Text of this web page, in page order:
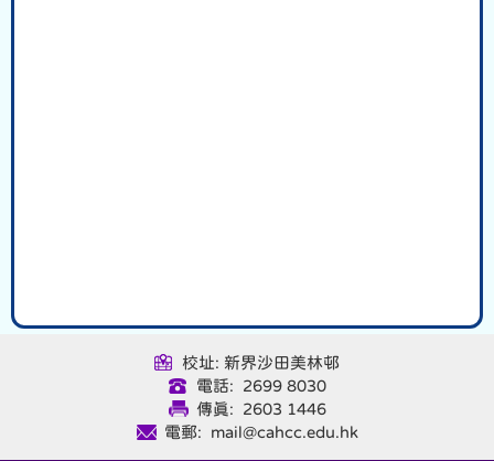
校址: 新界沙田美林邨
電話: 2699 8030
傳真: 2603 1446
電郵: mail@cahcc.edu.hk